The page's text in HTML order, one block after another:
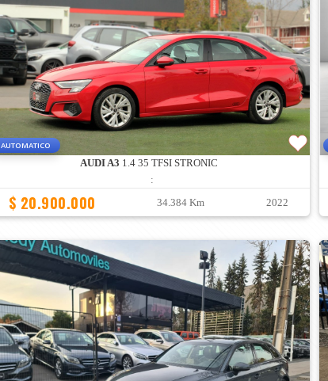
AUTOMATICO
AUDI A3 1.4 35 TFSI STRONIC
:
$ 20.900.000 34.384 Km 2022